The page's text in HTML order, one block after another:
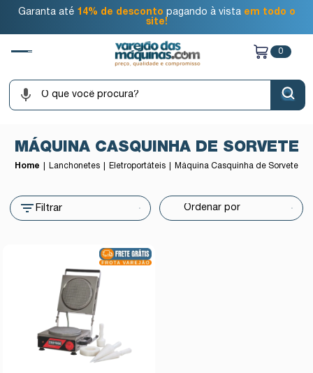
Garanta até 14% de desconto pagando à vista em todo o
site!
0
MÁQUINA CASQUINHA DE SORVETE
Home Lanchonetes Eletroportáteis Máquina Casquinha de Sorvete
Filtrar